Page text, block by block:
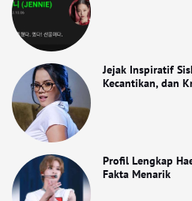
Jejak Inspiratif
Kecantikan, dan
Profil Lengkap
Fakta Menarik